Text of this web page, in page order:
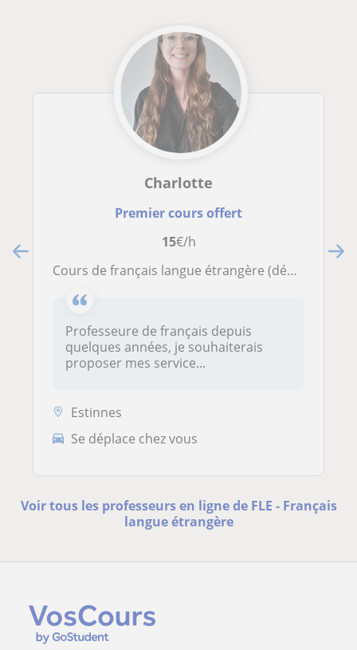
Charlotte
Premier cours offert
15€/h
Cours de français langue étrangère (débutants et niveaux avancés)
Professeure de français depuis
quelques années, je souhaiterais
proposer mes service...
Estinnes
Se déplace chez vous
Voir tous les professeurs en ligne de FLE - Français
langue étrangère